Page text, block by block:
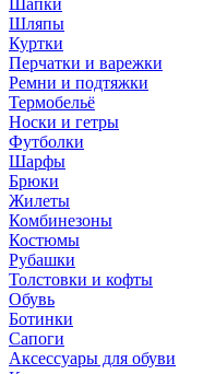
Шапки
Шляпы
Куртки
Перчатки и варежки
Ремни и подтяжки
Термобельё
Носки и гетры
Футболки
Шарфы
Брюки
Жилеты
Комбинезоны
Костюмы
Рубашки
Толстовки и кофты
Обувь
Ботинки
Сапоги
Аксессуары для обуви